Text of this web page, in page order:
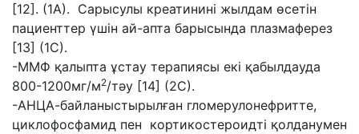
[12]. (1А). Сарысулы креатинині жылдам өсетін
пациенттер үшін ай-апта барысында плазмаферез
[13] (1С).
-ММФ қалыпта ұстау терапиясы екі қабылдауда
800-1200мг/м2/тәу [14] (2С).
-АНЦА-байланыстырылған гломерулонефритте,
циклофосфамид пен кортикостероидті қолданумен